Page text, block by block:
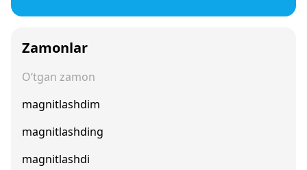
Zamonlar
O‘tgan zamon
magnitlashdim
magnitlashding
magnitlashdi